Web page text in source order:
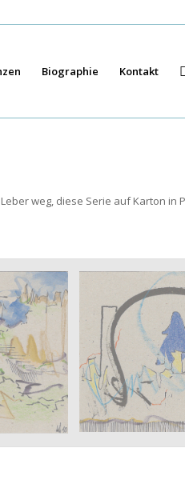
Biographie Kontakt
weg, diese Serie auf Karton in